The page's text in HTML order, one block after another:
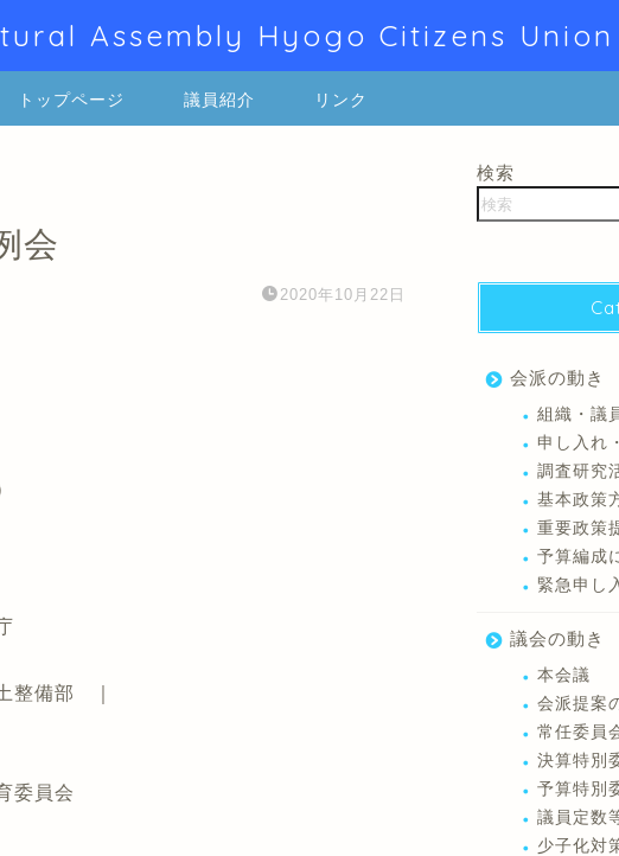
Assembly Hyogo Citizens Union
トップページ 議員紹介 リンク
会
2020年10月22日
備部 ｜
員会
検索
会派の動き
組織・議
申し入れ
調査研究
基本政策
重要政策
予算編成
緊急申し
議会の動き
本会議
会派提案
常任委員
決算特別
予算特別
議員定数
少子化対